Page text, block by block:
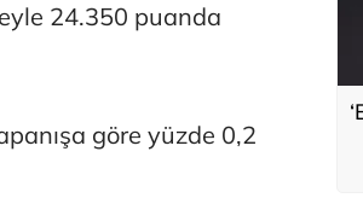
24.350 puanda
göre yüzde 0,2